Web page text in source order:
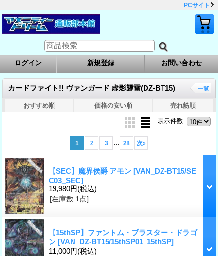
PCサイト
ログイン 新規登録 お問い合わせ
カードファイト!! ヴァンガード 虚影襲雷(DZ-BT15) 一覧
おすすめ順 価格の安い順 売れ筋順
表示件数:
1 2 3 ... 28 次»
【SEC】魔界侯爵 アモン [VAN_DZ-BT15/SE
C03_SEC]
19,980円(税込)
[在庫数 1点]
【15thSP】ファントム・ブラスター・ドラゴ
ン [VAN_DZ-BT15/15thSP01_15thSP]
11,000円(税込)